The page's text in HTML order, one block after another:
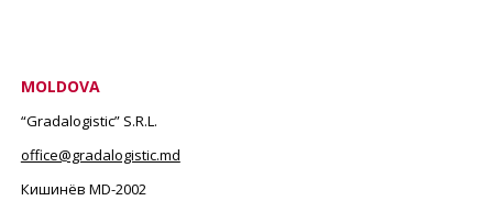
MOLDOVA
“Gradalogistic” S.R.L.
office@gradalogistic.md
Кишинёв MD-2002